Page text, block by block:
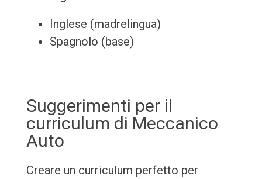
Inglese (madrelingua)
Spagnolo (base)
Suggerimenti per il
curriculum di Meccanico
Auto
Creare un curriculum perfetto per